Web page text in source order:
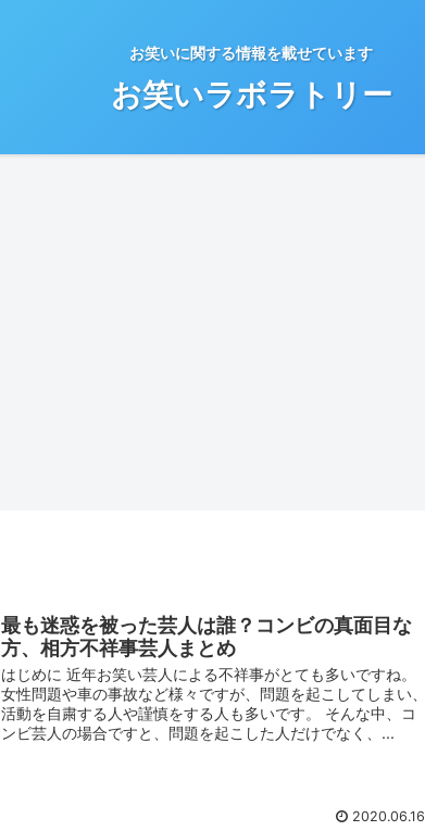
お笑いに関する情報を載せています
お笑いラボラトリー
最も迷惑を被った芸人は誰？コンビの真面目な
方、相方不祥事芸人まとめ
はじめに 近年お笑い芸人による不祥事がとても多いですね。
女性問題や車の事故など様々ですが、問題を起こしてしまい、
活動を自粛する人や謹慎をする人も多いです。 そんな中、コ
ンビ芸人の場合ですと、問題を起こした人だけでなく、...
2020.06.16